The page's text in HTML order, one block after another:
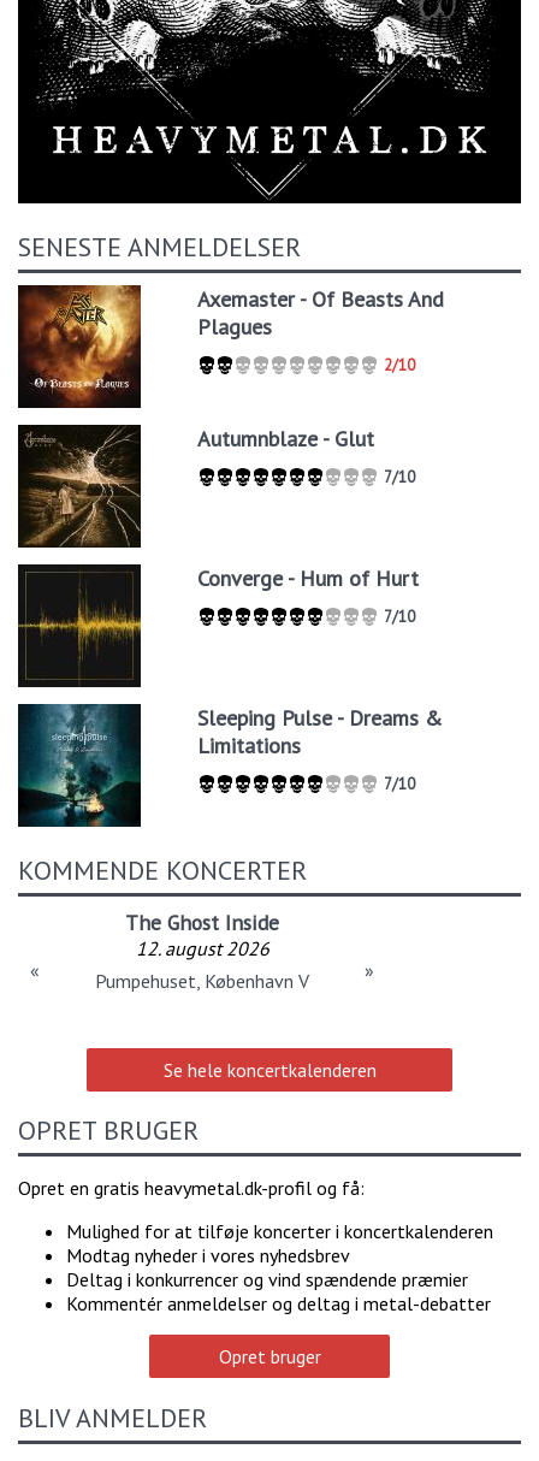
SENESTE ANMELDELSER
Axemaster - Of Beasts And
Plagues
2/10
Autumnblaze - Glut
7/10
Converge - Hum of Hurt
7/10
Sleeping Pulse - Dreams &
Limitations
7/10
KOMMENDE KONCERTER
The Ghost Inside
12. august 2026
Pumpehuset, København V
« »
Se hele koncertkalenderen
OPRET BRUGER
Opret en gratis heavymetal.dk-profil og få:
Mulighed for at tilføje koncerter i koncertkalenderen
Modtag nyheder i vores nyhedsbrev
Deltag i konkurrencer og vind spændende præmier
Kommentér anmeldelser og deltag i metal-debatter
Opret bruger
BLIV ANMELDER